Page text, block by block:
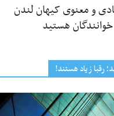
و معنوی کیهان لندن
هستید
رقبا زیاد هستند!